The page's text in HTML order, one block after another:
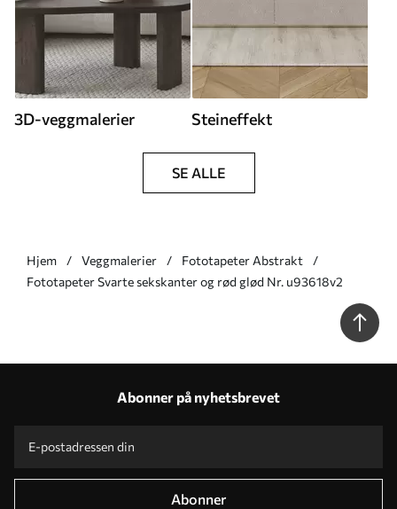
3D-veggmalerier Steineffekt
SE ALLE
Hjem Veggmalerier
Fototapeter Abstrakt
Fototapeter Svarte sekskanter og rød glød Nr. u93618v2
Abonner på nyhetsbrevet
Abonner